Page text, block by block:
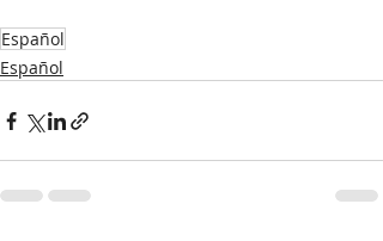
Español
Español